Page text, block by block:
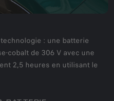
: une batterie
cobalt de 306 V avec une
2,5 heures en utilisant le